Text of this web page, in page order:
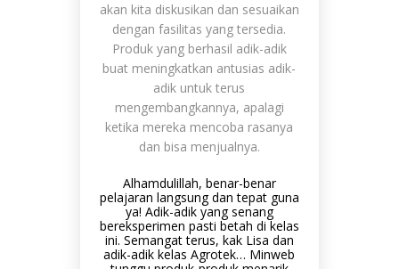
akan kita diskusikan dan sesuaikan
dengan fasilitas yang tersedia.
Produk yang berhasil adik-adik
buat meningkatkan antusias adik-
adik untuk terus
mengembangkannya, apalagi
ketika mereka mencoba rasanya
dan bisa menjualnya.
Alhamdulillah, benar-benar
pelajaran langsung dan tepat guna
ya! Adik-adik yang senang
bereksperimen pasti betah di kelas
ini. Semangat terus, kak Lisa dan
adik-adik kelas Agrotek… Minweb